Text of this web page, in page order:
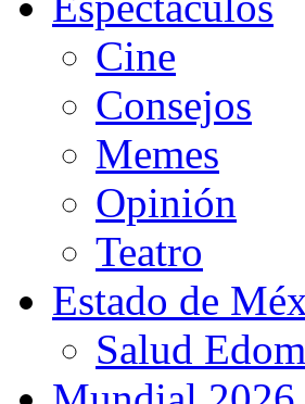
Cine
Consejos
Memes
Opinión
Teatro
Estado de
Salud